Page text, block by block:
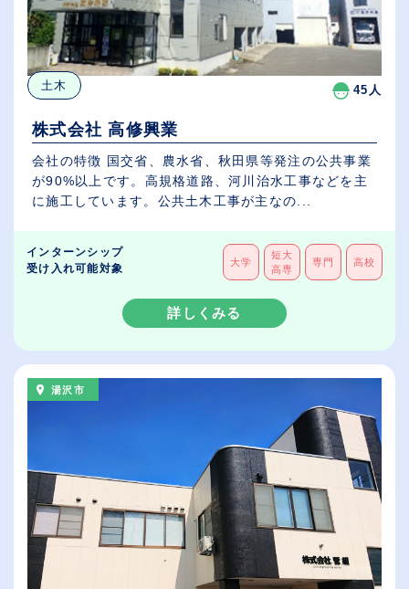
土木 45人
株式会社 高修興業
会社の特徴 国交省、農水省、秋田県等発注の公共事業
が90%以上です。高規格道路、河川治水工事などを主
に施工しています。公共土木工事が主なの...
インターンシップ
受け入れ可能対象
大学
短大
高専
専門 高校
詳しくみる
湯沢市